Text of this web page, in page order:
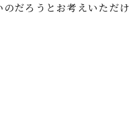
だろうとお考えいただ